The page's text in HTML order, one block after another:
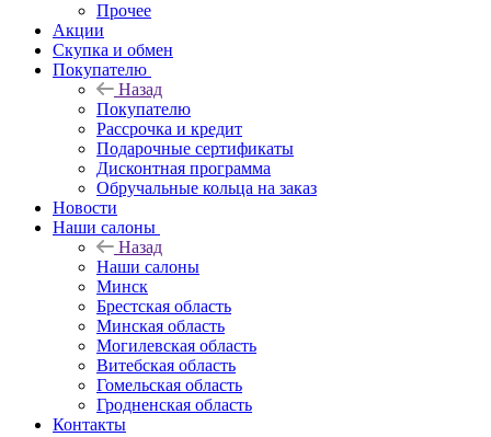
Прочее
Акции
Скупка и обмен
Покупателю
Назад
Покупателю
Рассрочка и кредит
Подарочные сертификаты
Дисконтная программа
Обручальные кольца на заказ
Новости
Наши салоны
Назад
Наши салоны
Минск
Брестская область
Минская область
Могилевская область
Витебская область
Гомельская область
Гродненская область
Контакты